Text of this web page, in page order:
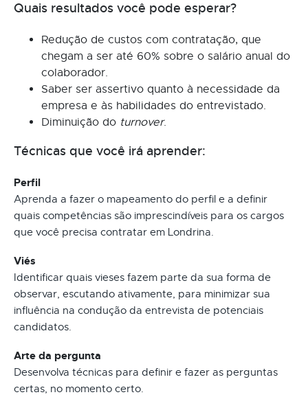
Quais resultados você pode esperar?
Redução de custos com contratação, que
chegam a ser até 60% sobre o salário anual do
colaborador.
Saber ser assertivo quanto à necessidade da
empresa e às habilidades do entrevistado.
Diminuição do turnover.
Técnicas que você irá aprender:
Perfil
Aprenda a fazer o mapeamento do perfil e a definir
quais competências são imprescindíveis para os cargos
que você precisa contratar em Londrina.
Viés
Identificar quais vieses fazem parte da sua forma de
observar, escutando ativamente, para minimizar sua
influência na condução da entrevista de potenciais
candidatos.
Arte da pergunta
Desenvolva técnicas para definir e fazer as perguntas
certas, no momento certo.